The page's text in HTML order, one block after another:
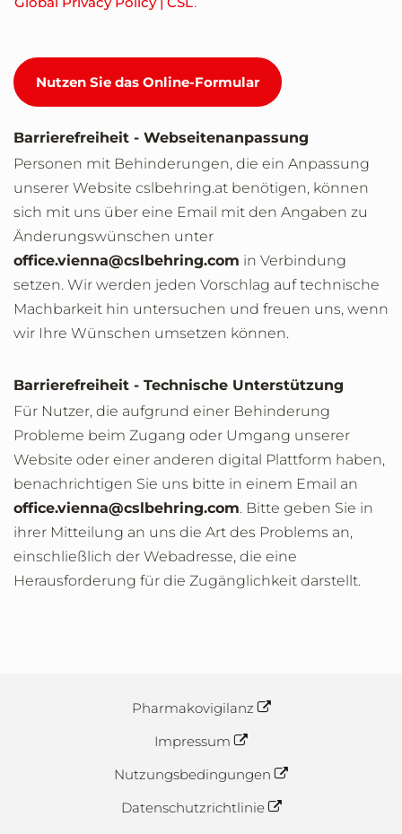
Nutzen Sie das Online-Formular
Barrierefreiheit - Webseitenanpassung
Personen mit Behinderungen, die ein Anpassung
unserer Website cslbehring.at benötigen, können
sich mit uns über eine Email mit den Angaben zu
Änderungswünschen unter
office.vienna@cslbehring.com in Verbindung
setzen. Wir werden jeden Vorschlag auf technische
Machbarkeit hin untersuchen und freuen uns, wenn
wir Ihre Wünschen umsetzen können.
Barrierefreiheit - Technische Unterstützung
Für Nutzer, die aufgrund einer Behinderung
Probleme beim Zugang oder Umgang unserer
Website oder einer anderen digital Plattform haben,
benachrichtigen Sie uns bitte in einem Email an
office.vienna@cslbehring.com. Bitte geben Sie in
ihrer Mitteilung an uns die Art des Problems an,
einschließlich der Webadresse, die eine
Herausforderung für die Zugänglichkeit darstellt.
Pharmakovigilanz
Impressum
Nutzungsbedingungen
Datenschutzrichtlinie